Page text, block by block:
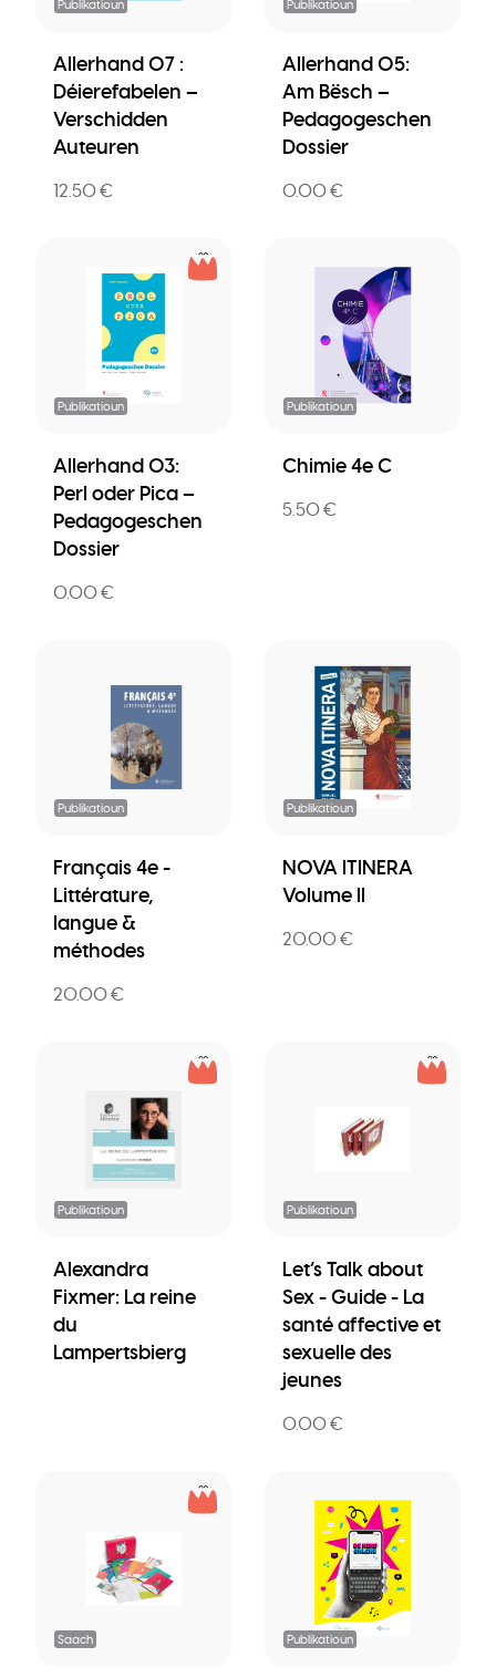
Publikatioun
Allerhand 07 :
Déierefabelen –
Verschidden
Auteuren
12.50 €
Publikatioun
Allerhand 05:
Am Bësch –
Pedagogeschen
Dossier
0.00 €
Publikatioun
Allerhand 03:
Perl oder Pica –
Pedagogeschen
Dossier
0.00 €
Publikatioun
Chimie 4e C
5.50 €
Publikatioun
Français 4e -
Littérature,
langue &
méthodes
20.00 €
Publikatioun
NOVA ITINERA
Volume II
20.00 €
Publikatioun
Alexandra
Fixmer: La reine
du
Lampertsbierg
Publikatioun
Let’s Talk about
Sex - Guide - La
santé affective et
sexuelle des
jeunes
0.00 €
Saach Publikatioun